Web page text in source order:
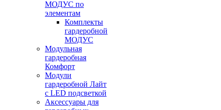
МОДУС по
элементам
Комплекты
гардеробной
МОДУС
Модульная
гардеробная
Комфорт
Модули
гардеробной Лайт
с LED подсветкой
Аксессуары для